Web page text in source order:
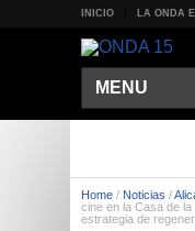
INICIO LA ONDA
MENU
Home / Noticias /
cine en la Casa de
estrategia de